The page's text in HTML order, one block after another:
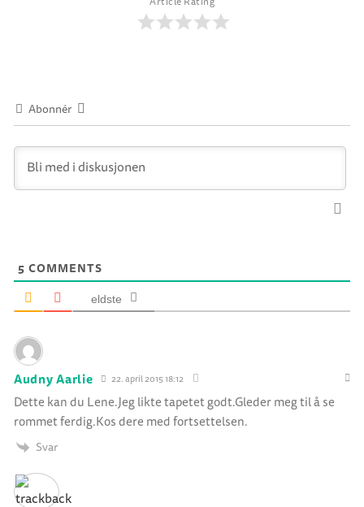
Abonnér
5 COMMENTS
eldste
Audny Aarlie 22. april 2015 18:12
Dette kan du Lene.Jeg likte tapetet godt.Gleder meg til å se
rommet ferdig.Kos dere med fortsettelsen.
Svar